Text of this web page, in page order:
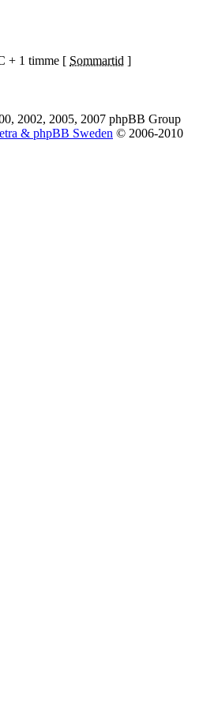
+ 1 timme [ Sommartid ]
2002, 2005, 2007 phpBB Group
& phpBB Sweden © 2006-2010